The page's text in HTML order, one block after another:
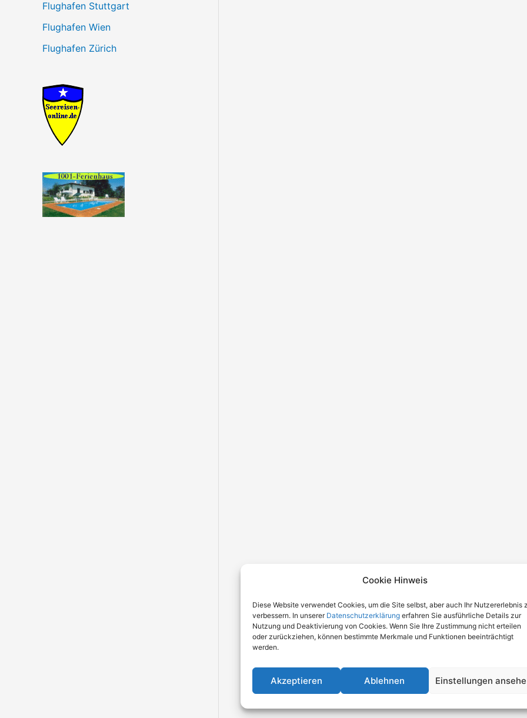
Cookie Hinweis
Diese Website verwendet Cookies, um die Site selbst, aber auch Ihr Nutzererlebnis
verbessern. In unserer Datenschutzerklärung erfahren Sie ausführliche Details zur
Nutzung und Deaktivierung von Cookies. Wenn Sie Ihre Zustimmung nicht erteilen
oder zurückziehen, können bestimmte Merkmale und Funktionen beeinträchtigt
werden.
Akzeptieren Ablehnen Einstellungen
Flughafen Stuttgart
Flughafen Wien
Flughafen Zürich